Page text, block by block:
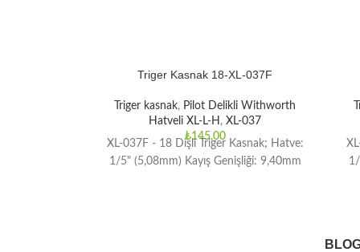
Triger Kasnak 18-XL-037F
Triger kasnak, Pilot Delikli Withworth
Hatveli XL-L-H , XL-037
₺145,00
XL-037F - 18 Dişli Triger Kasnak; Hatve:
1/5" (5,08mm) Kayış Genişliği: 9,40mm